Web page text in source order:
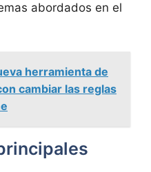
abordados en el
herramienta de
cambiar las reglas